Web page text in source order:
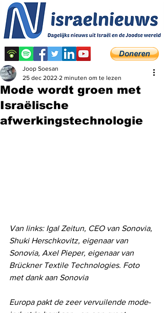
Mode wordt groen met
Israëlische
afwerkingstechnologie
Joop Soesan
25 dec 2022 2 minuten om te lezen
Van links: Igal Zeitun, CEO van Sonovia,
Shuki Herschkovitz, eigenaar van
Sonovia, Axel Pieper, eigenaar van
Brückner Textile Technologies. Foto
met dank aan Sonovia
Europa pakt de zeer vervuilende mode-